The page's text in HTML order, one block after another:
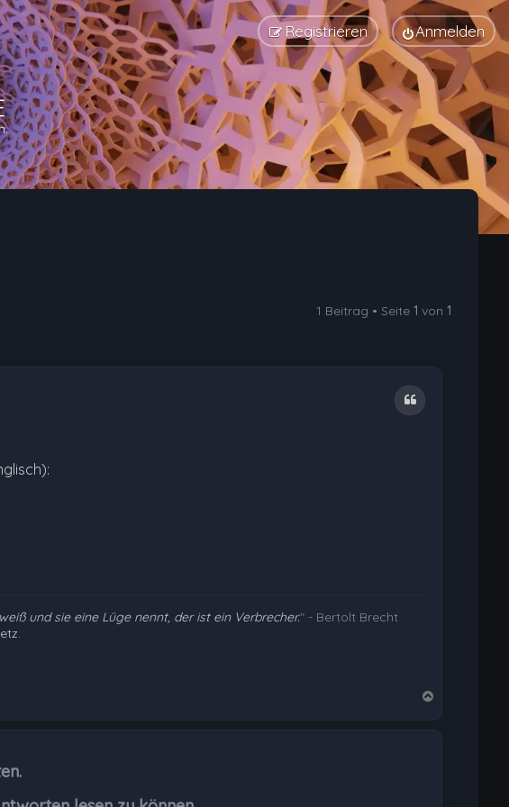
Anmelden
Registrieren
1 Beitrag • Seite1 von1
Zitat
und sie eine Lüge nennt, der ist ein Verbrecher." - Bertolt Brecht